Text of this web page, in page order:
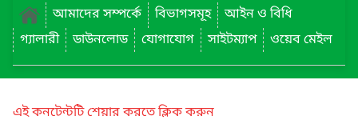
আমাদের সম্পর্কে
বিভাগসমূহ
আইন ও বিধি
গ্যালারী
ডাউনলোড যোগাযোগ সাইটম্যাপ ওয়েব মেইল
এই কনটেন্টটি শেয়ার করতে ক্লিক করুন